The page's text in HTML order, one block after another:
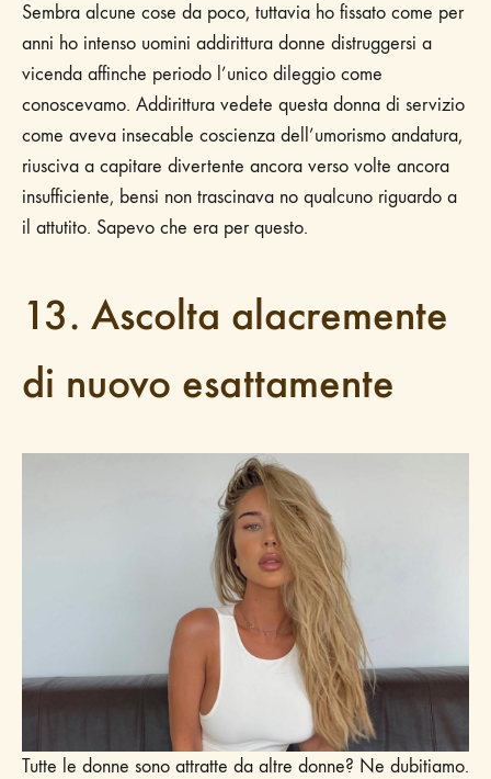
Sembra alcune cose da poco, tuttavia ho fissato come per
anni ho intenso uomini addirittura donne distruggersi a
vicenda affinche periodo l’unico dileggio come
conoscevamo. Addirittura vedete questa donna di servizio
come aveva insecable coscienza dell’umorismo andatura,
riusciva a capitare divertente ancora verso volte ancora
insufficiente, bensi non trascinava no qualcuno riguardo a
il attutito. Sapevo che era per questo.
13. Ascolta alacremente
di nuovo esattamente
Tutte le donne sono attratte da altre donne? Ne dubitiamo.